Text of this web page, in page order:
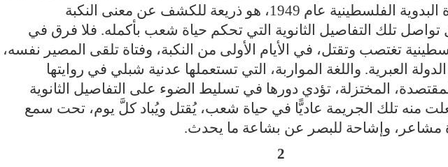
الذي قتلت فيه الفتاة البدوية الفلسطينية عام 1949، هو ذريعة للكشف عن معنى النكبة
تواصل تلك التفاصيل الثانوية التي تحكم حياة شعب بأكمله. فلا فرق في
تغتصب وتقتل، في الأيام الأولى من النكبة، وفتاة تلقى المصير نفسه،
العبرية. واللغة المواربة، التي تستعملها عدنية شبلي في روايتها
المختزلة، تؤدي دورها في تسليط الضوء على التفاصيل الثانوية
منه تلك الجريمة عاديًّا في حياة شعب، يُقتل ويُباد كلَّ يوم، تحت سمع
مشاعر، وإشاحة للبصر عن بشاعة ما يحدث.
2